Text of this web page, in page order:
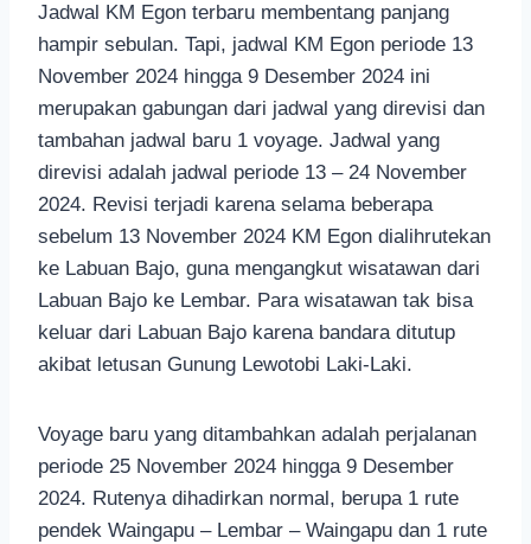
Jadwal KM Egon terbaru membentang panjang
hampir sebulan. Tapi, jadwal KM Egon periode 13
November 2024 hingga 9 Desember 2024 ini
merupakan gabungan dari jadwal yang direvisi dan
tambahan jadwal baru 1 voyage. Jadwal yang
direvisi adalah jadwal periode 13 – 24 November
2024. Revisi terjadi karena selama beberapa
sebelum 13 November 2024 KM Egon dialihrutekan
ke Labuan Bajo, guna mengangkut wisatawan dari
Labuan Bajo ke Lembar. Para wisatawan tak bisa
keluar dari Labuan Bajo karena bandara ditutup
akibat letusan Gunung Lewotobi Laki-Laki.
Voyage baru yang ditambahkan adalah perjalanan
periode 25 November 2024 hingga 9 Desember
2024. Rutenya dihadirkan normal, berupa 1 rute
pendek Waingapu – Lembar – Waingapu dan 1 rute